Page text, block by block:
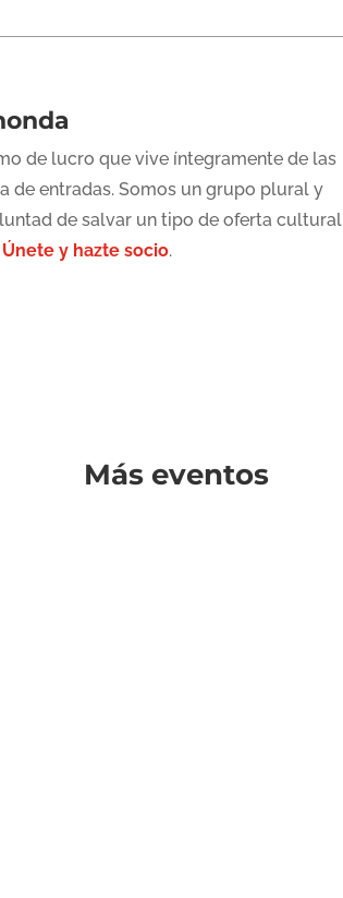
de lucro que vive íntegramente de las
de entradas. Somos un grupo plural y
de salvar un tipo de oferta cultural
Únete y hazte socio.
Más eventos